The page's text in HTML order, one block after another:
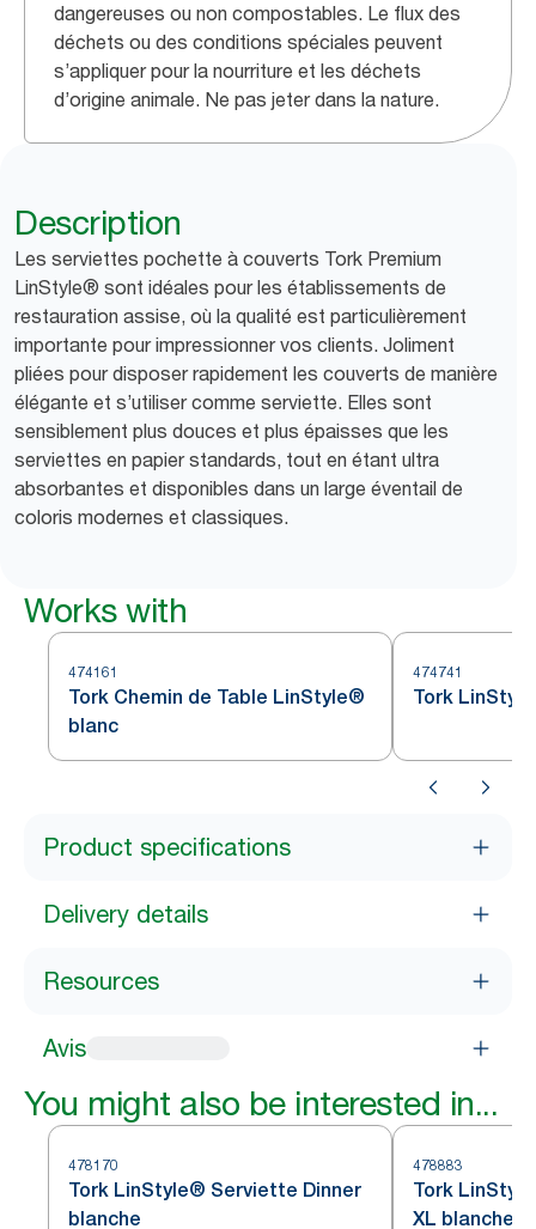
dangereuses ou non compostables. Le flux des
déchets ou des conditions spéciales peuvent
s’appliquer pour la nourriture et les déchets
d’origine animale. Ne pas jeter dans la nature.
Description
Les serviettes pochette à couverts Tork Premium
LinStyle® sont idéales pour les établissements de
restauration assise, où la qualité est particulièrement
importante pour impressionner vos clients. Joliment
pliées pour disposer rapidement les couverts de manière
élégante et s’utiliser comme serviette. Elles sont
sensiblement plus douces et plus épaisses que les
serviettes en papier standards, tout en étant ultra
absorbantes et disponibles dans un large éventail de
coloris modernes et classiques.
Works with
474161
Tork Chemin de Table LinStyle®
blanc
474741
Tork
Product specifications
Delivery details
Resources
Avis
You might also be interested in...
478170
Tork LinStyle® Serviette Dinner
blanche
478883
Tork
XL blanche